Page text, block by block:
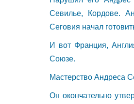
Севилье, Кордове.
Сеговия начал
И вот Франция,
Союзе.
Мастерство Андреса
Он окончательно